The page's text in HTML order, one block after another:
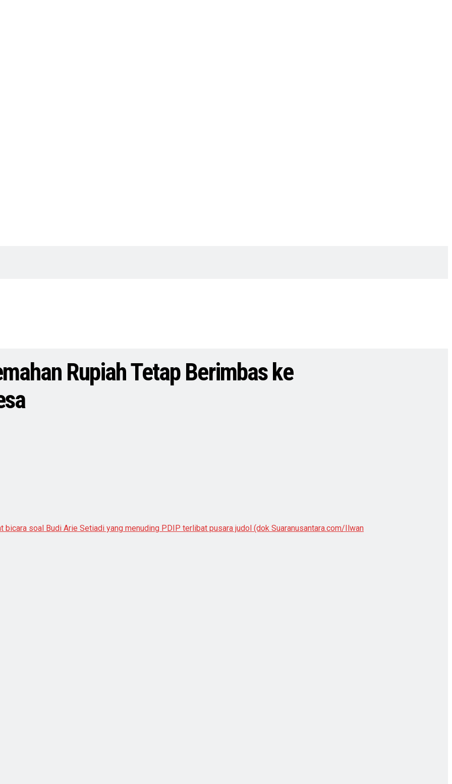
Rupiah Tetap Berimbas ke